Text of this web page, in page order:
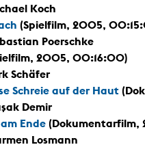
Koch
(Spielfilm, 2005,
Poerschke
2005, 00:16:00)
Schäfer
Schreie auf der Haut
Demir
Ende
Losmann